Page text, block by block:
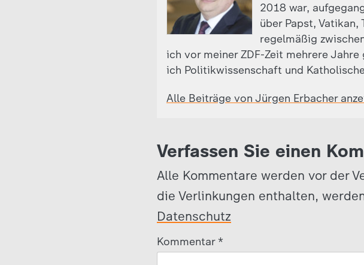
2018 war,
über Papst,
regelmäßig
ich vor meiner ZDF-Zeit mehrere
ich Politikwissenschaft und
Alle Beiträge von Jürgen Erbacher
Verfassen Sie einen
Alle Kommentare werden vor der
die Verlinkungen enthalten,
Datenschutz
Kommentar *